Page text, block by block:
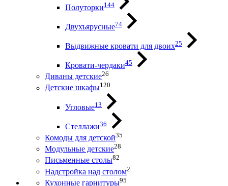
Полуторки144
Двухъярусные74
Выдвижные кровати для двоих25
Кровати-чердаки45
Диваны детские26
Детские шкафы120
Угловые13
Стеллажи36
Комоды для детской35
Модульные детские28
Письменные столы82
Надстройка над столом2
Кухонные гарнитуры95